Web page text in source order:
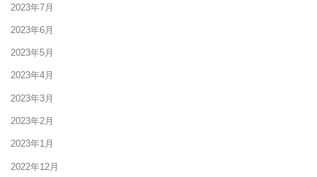
2023年7月
2023年6月
2023年5月
2023年4月
2023年3月
2023年2月
2023年1月
2022年12月